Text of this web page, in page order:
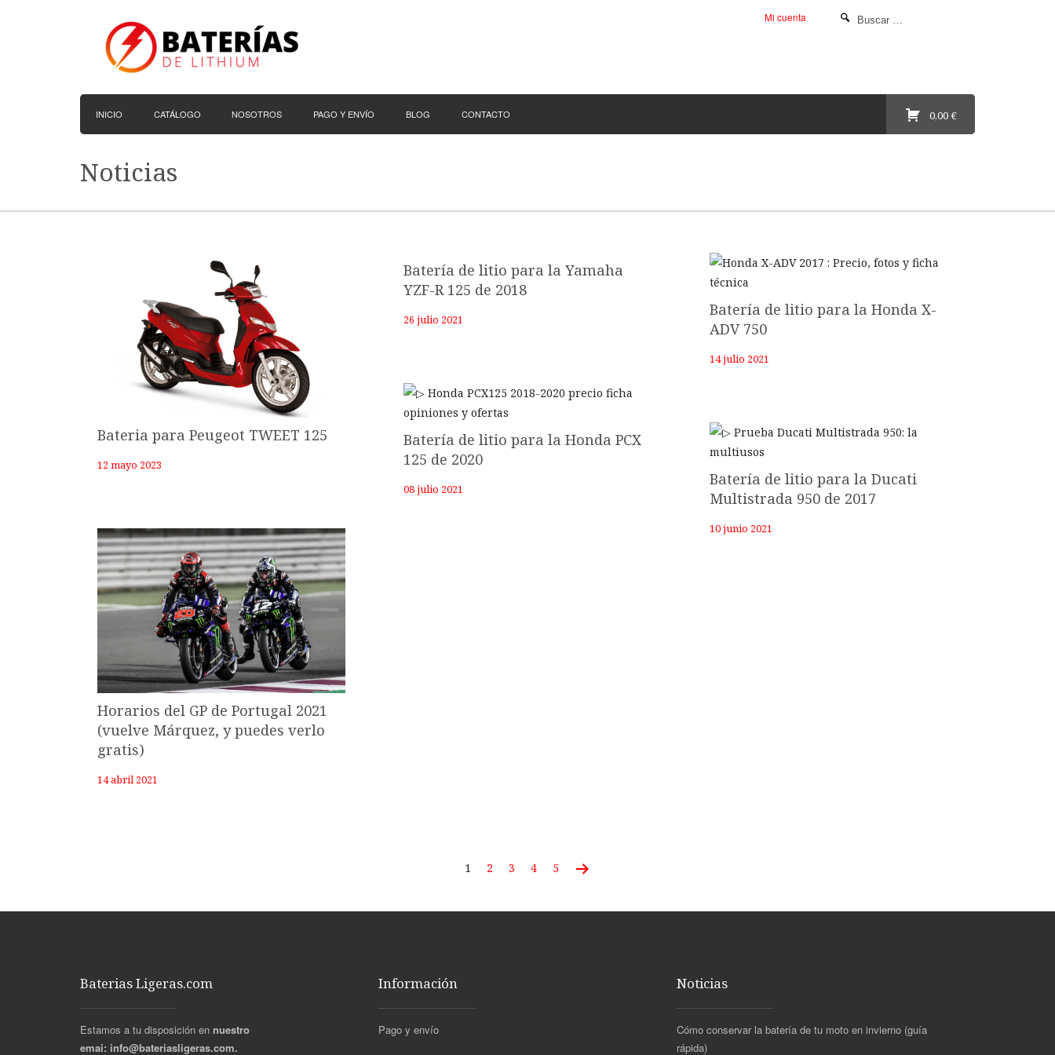
Mi cuenta
INICIO CATÁLOGO NOSOTROS PAGO Y ENVÍO BLOG CONTACTO 0,00 €
Noticias
Bateria para Peugeot TWEET 125
12 mayo 2023
Batería de litio para la Yamaha
YZF-R 125 de 2018
26 julio 2021
Batería de litio para la Honda X-
ADV 750
14 julio 2021
Batería de litio para la Honda PCX
125 de 2020
08 julio 2021
Batería de litio para la Ducati
Multistrada 950 de 2017
10 junio 2021
Horarios del GP de Portugal 2021
(vuelve Márquez, y puedes verlo
gratis)
14 abril 2021
1 2 3 4 5
Baterias Ligeras.com
Estamos a tu disposición en nuestro
emai: info@bateriasligeras.com.
Información
Pago y envío
Noticias
Cómo conservar la batería de tu moto en invierno (guía
rápida)